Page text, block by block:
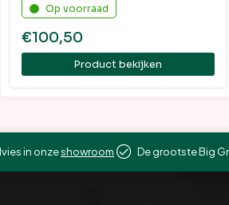
Op voorraad
€100,50
Product bekijken
in onzeshowroom De grootste Big